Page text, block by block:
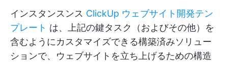
インスタンスンス ClickUp ウェブサイト開発テン
プレート は、上記の鍵タスク（およびその他）を
含むようにカスタマイズできる構築済みソリュー
ションで、ウェブサイトを立ち上げるための構造